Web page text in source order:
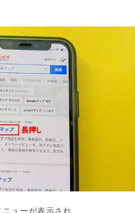
ニューが表示され、